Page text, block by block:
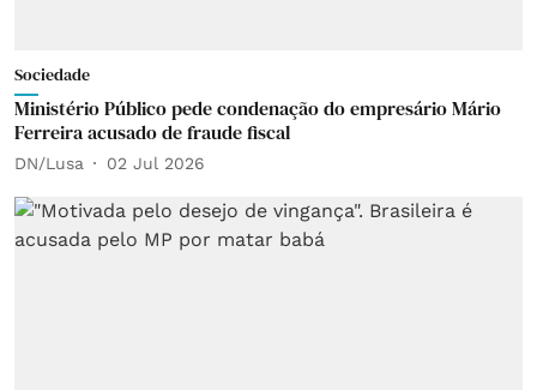
Sociedade
Ministério Público pede condenação do empresário Mário
Ferreira acusado de fraude fiscal
DN/Lusa 02 Jul 2026